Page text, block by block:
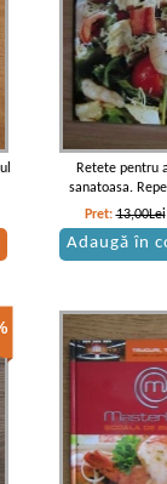
Retete pentru
sanatoasa.
Pret:13,00Lei
Adaugă în